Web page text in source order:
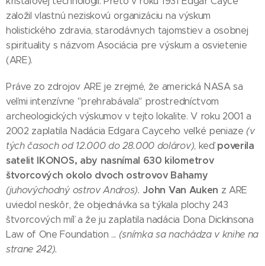
založil vlastnú neziskovú organizáciu na výskum
holistického zdravia, starodávnych tajomstiev a osobnej
spirituality s názvom Asociácia pre výskum a osvietenie
(ARE).
Práve zo zdrojov ARE je zrejmé, že americká NASA sa
veľmi intenzívne "prehrabávala" prostredníctvom
archeologických výskumov v tejto lokalite. V roku 2001 a
2002 zaplatila Nadácia Edgara Cayceho veľké peniaze (v
tých časoch od 12.000 do 28.000 dolárov), keď poverila
satelit IKONOS, aby nasnímal 630 kilometrov
štvorcových okolo dvoch ostrovov Bahamy
(juhovýchodný ostrov Andros). John Van Auken z ARE
uviedol neskôr, že objednávka sa týkala plochy 243
štvorcových míľ a že ju zaplatila nadácia Dona Dickinsona
Law of One Foundation ... (snímka sa nachádza v knihe na
strane 242).